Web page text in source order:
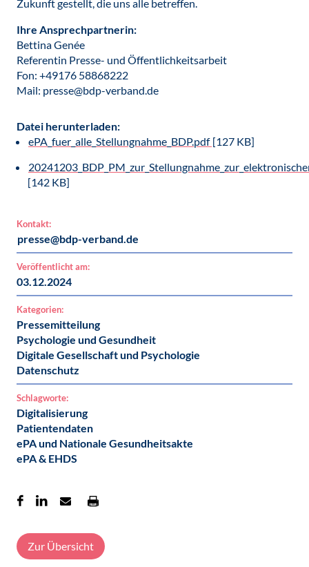
Zukunft gestellt, die uns alle betreffen.
Ihre Ansprechpartnerin:
Bettina Genée
Referentin Presse- und Öffentlichkeitsarbeit
Fon: +49176 58868222
Mail: presse@bdp-verband.de
Datei herunterladen:
ePA_fuer_alle_Stellungnahme_BDP.pdf [127 KB]
[142 KB]
Kontakt:
presse@bdp-verband.de
Veröffentlicht am:
03.12.2024
Kategorien:
Pressemitteilung
Psychologie und Gesundheit
Digitale Gesellschaft und Psychologie
Datenschutz
Schlagworte:
Digitalisierung
Patientendaten
ePA und Nationale Gesundheitsakte
ePA & EHDS
Zur Übersicht